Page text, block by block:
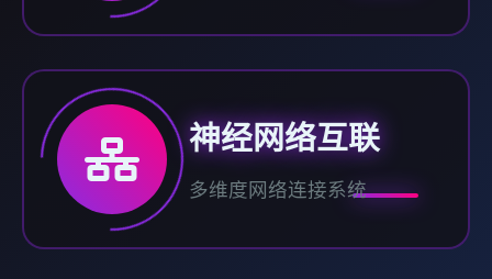
神经网络互联
多维度网络连接系统